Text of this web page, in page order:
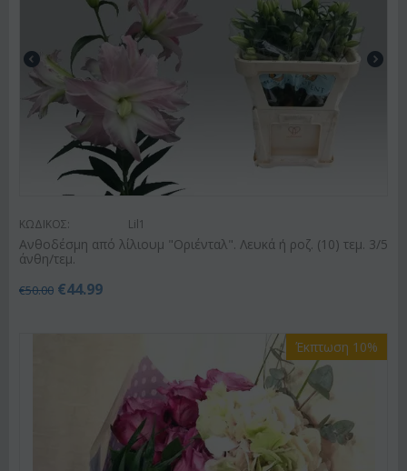
ΚΩΔΙΚΟΣ: Lil1
Ανθοδέσμη από λίλιουμ "Οριένταλ". Λευκά ή ροζ. (10) τεμ. 3/5
άνθη/τεμ.
€50.00 €44.99
Έκπτωση 10%